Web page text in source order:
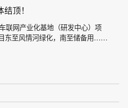
顶！
联网产业化基地（研发中心）项
东至风情河绿化，南至储备用……